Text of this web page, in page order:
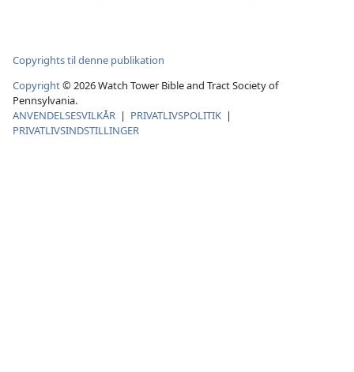
Copyrights til denne publikation
Copyright© 2026 Watch Tower Bible and Tract Society of
Pennsylvania.
ANVENDELSESVILKÅR | PRIVATLIVSPOLITIK |
PRIVATLIVSINDSTILLINGER